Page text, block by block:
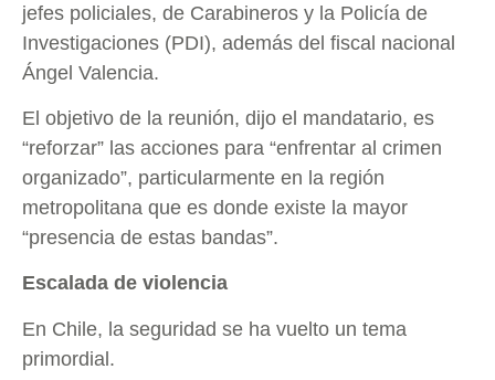
jefes policiales, de Carabineros y la Policía de
Investigaciones (PDI), además del fiscal nacional
Ángel Valencia.
El objetivo de la reunión, dijo el mandatario, es
“reforzar” las acciones para “enfrentar al crimen
organizado”, particularmente en la región
metropolitana que es donde existe la mayor
“presencia de estas bandas”.
Escalada de violencia
En Chile, la seguridad se ha vuelto un tema
primordial.